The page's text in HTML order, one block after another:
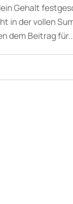
Gehalt
in der vollen
dem Beitrag